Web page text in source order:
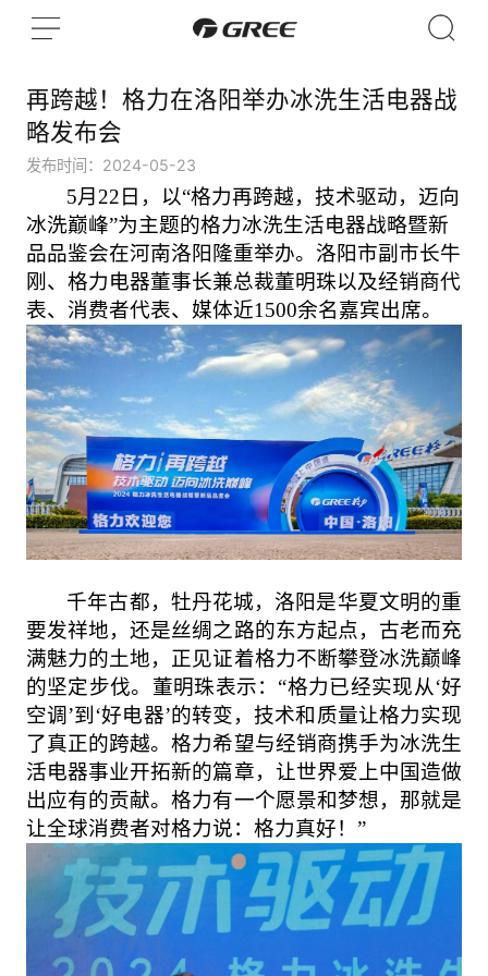
再跨越！格力在洛阳举办冰洗生活电器战
略发布会
发布时间：2024-05-23
5月22日，以“格力再跨越，技术驱动，迈向
冰洗巅峰”为主题的格力冰洗生活电器战略暨新
品品鉴会在河南洛阳隆重举办。洛阳市副市长牛
刚 、 格力电器董事长兼总裁董明珠以及经销商代
表、消费者代表、媒体近1500余名嘉宾出席。
千年古都，牡丹花城，洛阳是华夏文明的重
要发祥地，还是丝绸之路的东方起点，古老而充
满魅力的土地，正见证着格力不断攀登冰洗巅峰
的坚定步伐。 董明珠表示： “格力已经实现从‘好
空调’到‘好电器’的转变，技术和质量让格力实现
了真正的跨越。格力希望与经销商携手为冰洗生
活电器事业开拓新的篇章，让世界爱上中国造做
出应有的贡献。格力有一个愿景和梦想，那就是
让全球消费者对格力说：格力真好！”